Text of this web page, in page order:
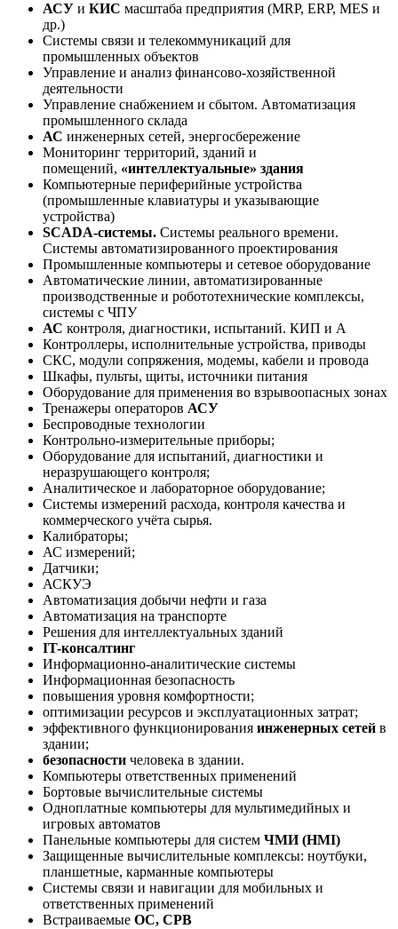
АСУ и КИС масштаба предприятия (MRP, ERP, MES и
др.)
Системы связи и телекоммуникаций для
промышленных объектов
Управление и анализ финансово-хозяйственной
деятельности
Управление снабжением и сбытом. Автоматизация
промышленного склада
АС инженерных сетей, энергосбережение
Мониторинг территорий, зданий и
помещений, «интеллектуальные» здания
Компьютерные периферийные устройства
(промышленные клавиатуры и указывающие
устройства)
SCADA-системы. Системы реального времени.
Системы автоматизированного проектирования
Промышленные компьютеры и сетевое оборудование
Автоматические линии, автоматизированные
производственные и робототехнические комплексы,
системы с ЧПУ
АС контроля, диагностики, испытаний. КИП и А
Контроллеры, исполнительные устройства, приводы
СКС, модули сопряжения, модемы, кабели и провода
Шкафы, пульты, щиты, источники питания
Оборудование для применения во взрывоопасных зонах
Тренажеры операторов АСУ
Беспроводные технологии
Контрольно-измерительные приборы;
Оборудование для испытаний, диагностики и
неразрушающего контроля;
Аналитическое и лабораторное оборудование;
Системы измерений расхода, контроля качества и
коммерческого учёта сырья.
Калибраторы;
АС измерений;
Датчики;
АСКУЭ
Автоматизация добычи нефти и газа
Автоматизация на транспорте
Решения для интеллектуальных зданий
IT-консалтинг
Информационно-аналитические системы
Информационная безопасность
повышения уровня комфортности;
оптимизации ресурсов и эксплуатационных затрат;
эффективного функционирования инженерных сетей в
здании;
безопасности человека в здании.
Компьютеры ответственных применений
Бортовые вычислительные системы
Одноплатные компьютеры для мультимедийных и
игровых автоматов
Панельные компьютеры для систем ЧМИ (HMI)
Защищенные вычислительные комплексы: ноутбуки,
планшетные, карманные компьютеры
Системы связи и навигации для мобильных и
ответственных применений
Встраиваемые ОС, СРВ